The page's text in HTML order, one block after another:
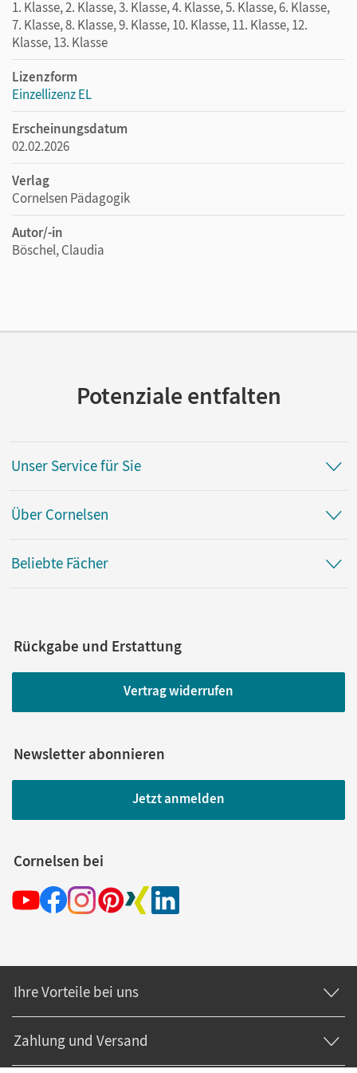
1. Klasse, 2. Klasse, 3. Klasse, 4. Klasse, 5. Klasse, 6. Klasse,
7. Klasse, 8. Klasse, 9. Klasse, 10. Klasse, 11. Klasse, 12.
Klasse, 13. Klasse
Lizenzform
Einzellizenz EL
Erscheinungsdatum
02.02.2026
Verlag
Cornelsen Pädagogik
Autor/-in
Böschel, Claudia
Potenziale entfalten
Unser Service für Sie
Über Cornelsen
Beliebte Fächer
Rückgabe und Erstattung
Vertrag widerrufen
Newsletter abonnieren
Jetzt anmelden
Cornelsen bei
Ihre Vorteile bei uns
Zahlung und Versand